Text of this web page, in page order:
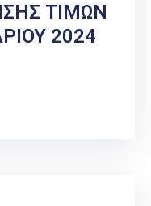
ΤΙΜΩΝ
2024